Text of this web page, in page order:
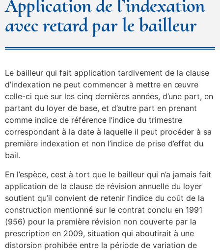
Application de l’indexation
avec retard par le bailleur
Le bailleur qui fait application tardivement de la clause
d’indexation ne peut commencer à mettre en œuvre
celle-ci que sur les cinq dernières années, d’une part, en
partant du loyer de base, et d’autre part en prenant
comme indice de référence l’indice du trimestre
correspondant à la date à laquelle il peut procéder à sa
première indexation et non l’indice de prise d’effet du
bail.
En l’espèce, cest à tort que le bailleur qui n’a jamais fait
application de la clause de révision annuelle du loyer
soutient qu’il convient de retenir l’indice du coût de la
construction mentionné sur le contrat conclu en 1991
(956) pour la première révision non couverte par la
prescription en 2009, situation qui aboutirait à une
distorsion prohibée entre la période de variation de